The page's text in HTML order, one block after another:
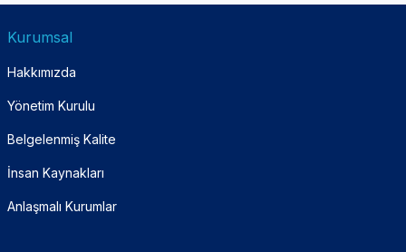
Kurumsal
Hakkımızda
Yönetim Kurulu
Belgelenmiş Kalite
İnsan Kaynakları
Anlaşmalı Kurumlar